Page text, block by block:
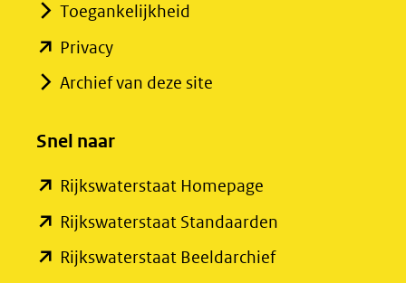
Toegankelijkheid
Privacy(opent
in
venster)
naar
een
andere
Archief van deze site
Snel naar
Rijkswaterstaat Homepage
in
Rijkswaterstaat Standaarden
Rijkswaterstaat Beeldarchief(opent